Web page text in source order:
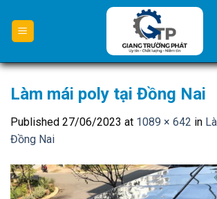
content
Làm mái poly tại Đồng Nai
Published 27/06/2023 at 1089 × 642 in
Đồng Nai